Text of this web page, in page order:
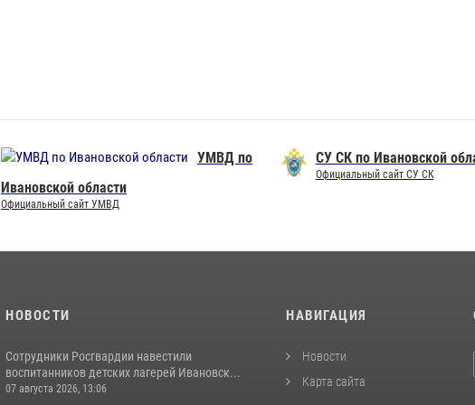
УМВД по
Ивановской области
Официальный сайт УМВД
СУ СК по Ивановской
Официальный сайт СУ СК
НОВОСТИ
Сотрудники Росгвардии навестили
воспитанников детских лагерей Ивановск...
07 августа 2026, 13:06
НАВИГАЦИЯ
Новости
Карта сайта